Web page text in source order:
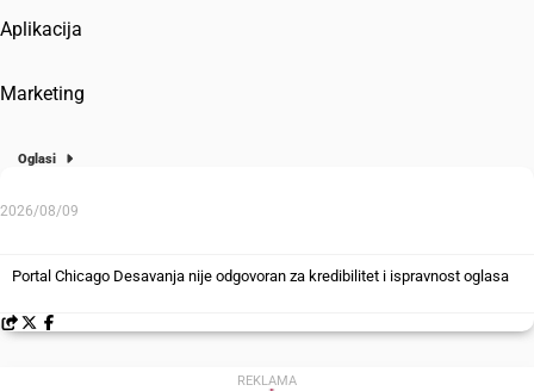
Aplikacija
Marketing
Oglasi
Portal Chicago Desavanja nije odgovoran za kredibilitet i ispravnost oglasa
2026/08/09
REKLAMA